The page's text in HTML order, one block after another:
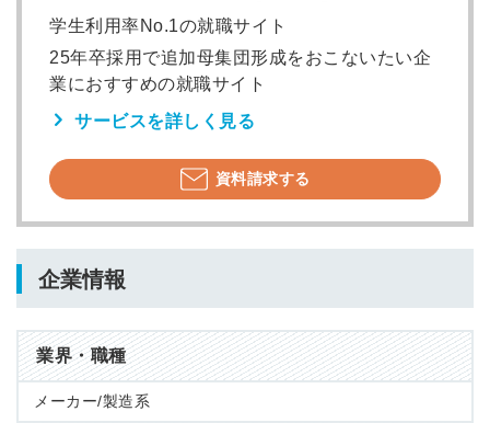
学生利用率No.1の就職サイト
25年卒採用で追加母集団形成をおこないたい企
業におすすめの就職サイト
サービスを詳しく見る
資料請求する
企業情報
業界・職種
メーカー/製造系